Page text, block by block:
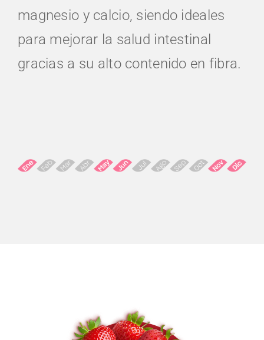
magnesio y calcio, siendo ideales
para mejorar la salud intestinal
gracias a su alto contenido en fibra.